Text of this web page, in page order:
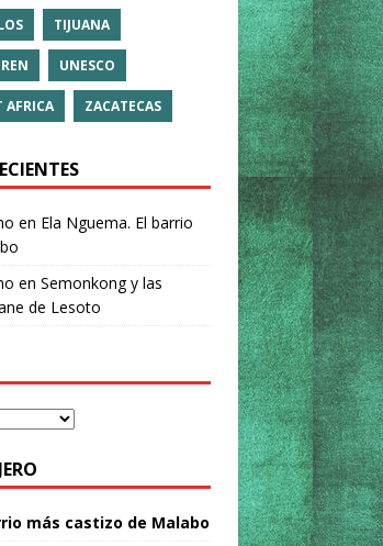
TIJUANA
UNESCO
AFRICA ZACATECAS
en Ela Nguema. El barrio
en Semonkong y las
de Lesoto
más castizo de Malabo